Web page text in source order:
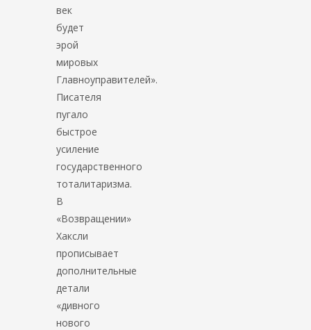
век
будет
эрой
мировых
Главноуправителей».
Писателя
пугало
быстрое
усиление
государственного
тоталитаризма.
В
«Возвращении»
Хаксли
прописывает
дополнительные
детали
«дивного
нового